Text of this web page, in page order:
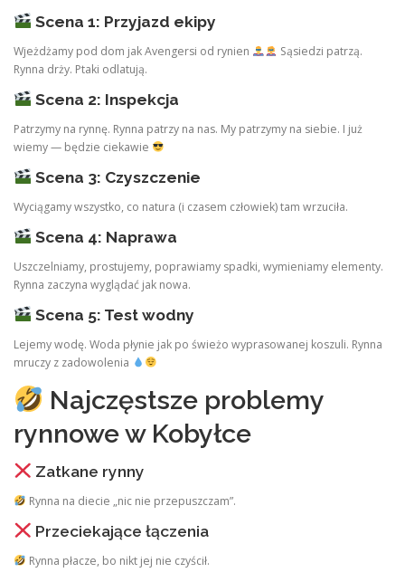
Scena 1: Przyjazd ekipy
Wjeżdżamy pod dom jak Avengersi od rynien
Sąsiedzi patrzą.
Rynna drży. Ptaki odlatują.
Scena 2: Inspekcja
Patrzymy na rynnę. Rynna patrzy na nas. My patrzymy na siebie. I już
wiemy — będzie ciekawie
Scena 3: Czyszczenie
Wyciągamy wszystko, co natura (i czasem człowiek) tam wrzuciła.
Scena 4: Naprawa
Uszczelniamy, prostujemy, poprawiamy spadki, wymieniamy elementy.
Rynna zaczyna wyglądać jak nowa.
Scena 5: Test wodny
Lejemy wodę. Woda płynie jak po świeżo wyprasowanej koszuli. Rynna
mruczy z zadowolenia
Najczęstsze problemy
rynnowe w Kobyłce
Zatkane rynny
Rynna na diecie „nic nie przepuszczam”.
Przeciekające łączenia
Rynna płacze, bo nikt jej nie czyścił.